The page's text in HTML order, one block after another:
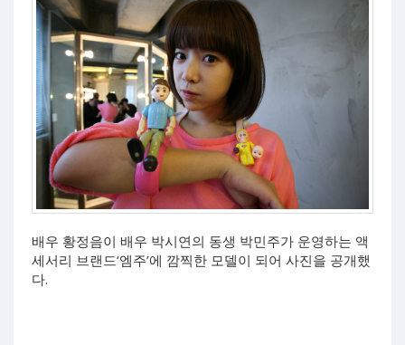
배우 황정음이 배우 박시연의 동생 박민주가 운영하는 액
세서리 브랜드‘엠주’에 깜찍한 모델이 되어 사진을 공개했
다.